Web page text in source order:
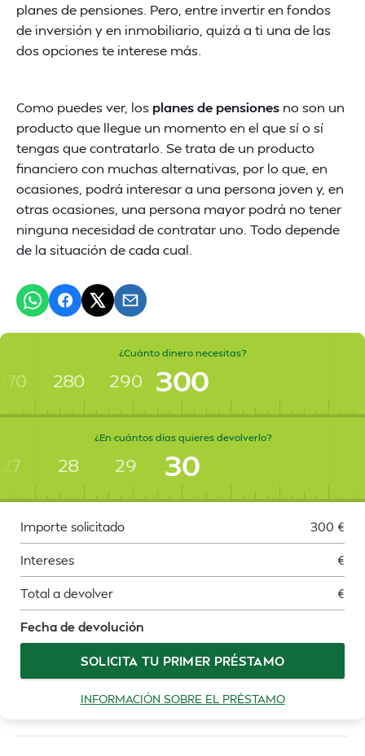
planes de pensiones. Pero, entre invertir en fondos
de inversión y en inmobiliario, quizá a ti una de las
dos opciones te interese más.
Como puedes ver, los planes de pensiones no son un
producto que llegue un momento en el que sí o sí
tengas que contratarlo. Se trata de un producto
financiero con muchas alternativas, por lo que, en
ocasiones, podrá interesar a una persona joven y, en
otras ocasiones, una persona mayor podrá no tener
ninguna necesidad de contratar uno. Todo depende
de la situación de cada cual.
¿Cuánto dinero necesitas?
280 290 300
¿En cuántos días quieres devolverlo?
27 28 29 30
Importe solicitado 300 €
Intereses €
Total a devolver €
Fecha de devolución
SOLICITA TU PRIMER PRÉSTAMO
INFORMACIÓN SOBRE EL PRÉSTAMO